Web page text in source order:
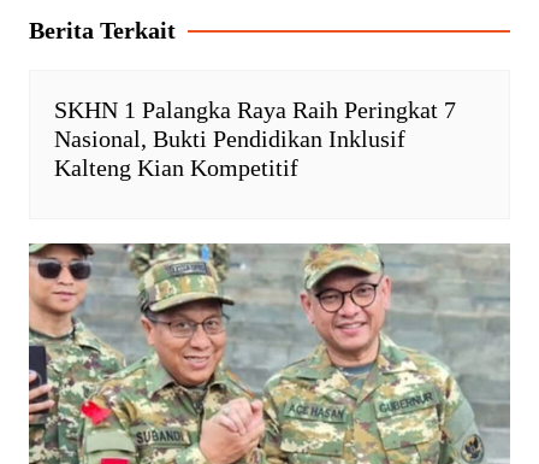
p
o
r
e
d
Berita Terkait
SKHN 1 Palangka Raya Raih Peringkat 7
Nasional, Bukti Pendidikan Inklusif
Kalteng Kian Kompetitif